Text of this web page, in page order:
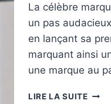
La célèbre
un pas
en lançant sa
marquant ainsi
une marque au
LIRE LA SUITE